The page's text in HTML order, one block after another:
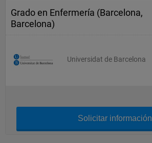
Grado en Enfermería (Barcelona,
Barcelona)
Universidat de Barcelona
Solicitar información